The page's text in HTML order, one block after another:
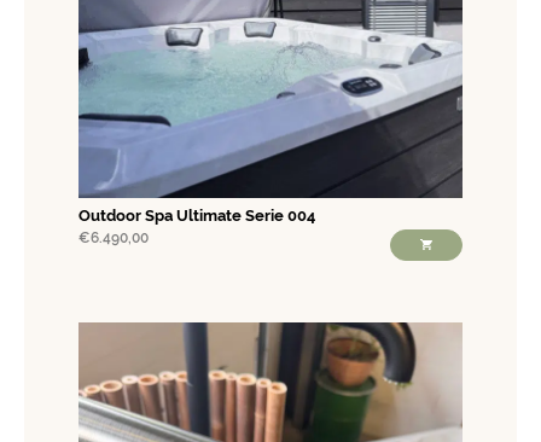
Outdoor Spa Ultimate Serie 004
€6.490,00